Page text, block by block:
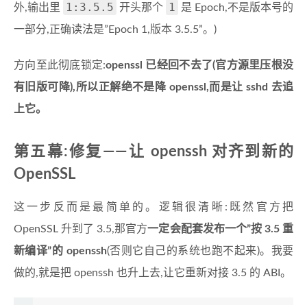
外,输出里
1:3.5.5 开头那个 1
是 Epoch,不是版本号的
一部分,正确读法是”Epoch 1,版本 3.5.5”。)
方向至此彻底锁定:openssl 已经回不去了(官方源里压根没
有旧版可降),所以正解绝不是降 openssl,而是让 sshd 去追
上它。
第五幕:修复——让 openssh 对齐到新的
OpenSSL
这一步反而是最简单的。逻辑很清晰:既然官方把
OpenSSL 升到了 3.5,那官方一定会配套发布一个”按 3.5 重
新编译”的 openssh(否则它自己的系统也跑不起来)。我要
做的,就是把 openssh 也升上去,让它重新对接 3.5 的 ABI。